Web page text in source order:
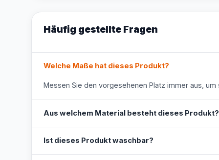
Häufig gestellte Fragen
Welche Maße hat dieses Produkt?
Messen Sie den vorgesehenen Platz immer aus,
Aus welchem Material besteht dieses Produkt?
Ist dieses Produkt waschbar?